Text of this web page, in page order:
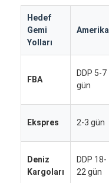
Hedef
Gemi
Yolları
Amerika
FBA
DDP 5-7
gün
Ekspres 2-3 gün
Deniz
Kargoları
DDP 18-
22 gün